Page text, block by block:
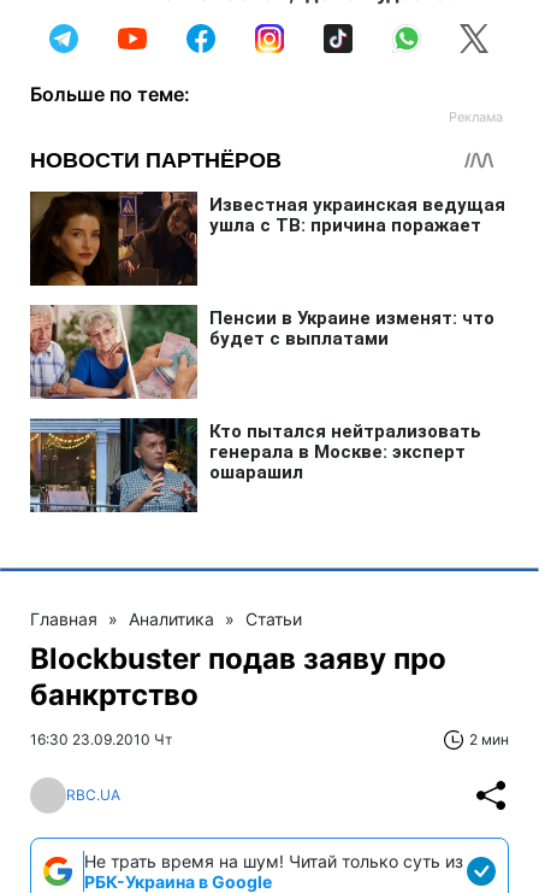
Больше по теме:
Главная » Аналитика » Статьи
Blockbuster подав заяву про
банкртство
16:30 23.09.2010 Чт 2 мин
RBC.UA
Не трать время на шум! Читай только суть из
РБК-Украина в Google